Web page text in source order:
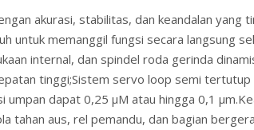
akurasi, stabilitas, dan keandalan
untuk memanggil fungsi secara langsung
internal, dan spindel roda gerinda
tinggi;Sistem servo loop semi
umpan dapat 0,25 μM atau hingga 0,1
tahan aus, rel pemandu, dan bagian